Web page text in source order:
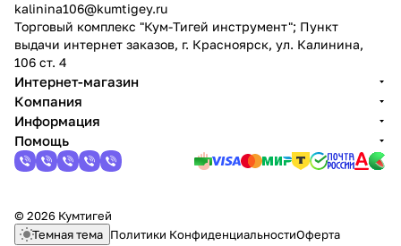
kalinina106@kumtigey.ru
Торговый комплекс "Кум-Тигей инструмент"; Пункт
выдачи интернет заказов, г. Красноярск, ул. Калинина,
106 ст. 4
Интернет-магазин
Компания
Информация
Помощь
© 2026 Кумтигей
Темная тема Политики КонфиденциальностиОферта
Получайте товар
выбранный способом
по25%каждые 2 недели
Подробнее